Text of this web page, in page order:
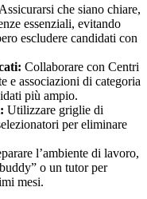
Assicurarsi che siano chiare,
essenziali, evitando
escludere candidati con
Collaborare con Centri
e associazioni di categoria
più ampio.
Utilizzare griglie di
per eliminare
l’ambiente di lavoro,
o un tutor per
mesi.